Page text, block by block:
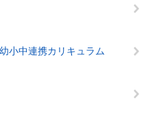
小中連携カリキュラム